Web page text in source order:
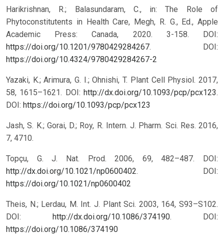
Harikrishnan, R.; Balasundaram, C., in: The Role of
Phytoconstitutents in Health Care, Megh, R. G., Ed., Apple
Academic Press: Canada, 2020. 3-158. DOI:
https://doi.org/10.1201/9780429284267. DOI:
https://doi.org/10.4324/9780429284267-2
Yazaki, K.; Arimura, G. I.; Ohnishi, T. Plant Cell Physiol. 2017,
58, 1615–1621. DOI: http://dx.doi.org/10.1093/pcp/pcx123.
DOI: https://doi.org/10.1093/pcp/pcx123
Jash, S. K.; Gorai, D.; Roy, R. Intern. J. Pharm. Sci. Res. 2016,
7, 4710.
Topçu, G. J. Nat. Prod. 2006, 69, 482–487. DOI:
http://dx.doi.org/10.1021/np0600402. DOI:
https://doi.org/10.1021/np0600402
Theis, N.; Lerdau, M. Int. J. Plant Sci. 2003, 164, S93–S102.
DOI: http://dx.doi.org/10.1086/374190. DOI:
https://doi.org/10.1086/374190